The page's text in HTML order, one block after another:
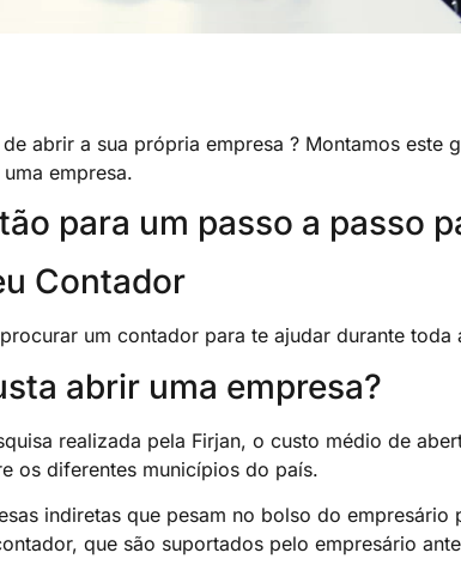
abrir a sua própria empresa ? Montamos
empresa.
para um passo a passo
Contador
um contador para te ajudar durante
abrir uma empresa?
realizada pela Firjan, o custo médio de
os diferentes municípios do país.
indiretas que pesam no bolso do
que são suportados pelo empresário